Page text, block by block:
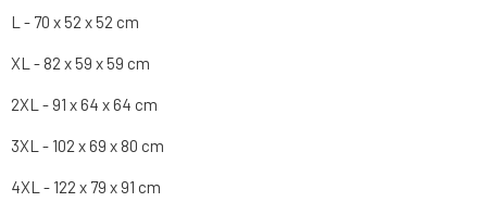
L - 70 x 52 x 52 cm
XL - 82 x 59 x 59 cm
2XL - 91 x 64 x 64 cm
3XL - 102 x 69 x 80 cm
4XL - 122 x 79 x 91 cm